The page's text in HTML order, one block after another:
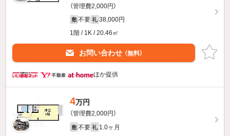
（管理費2,000円）
敷 不要 礼 38,000円
1階 / 1K / 20.46㎡
お問い合わせ （無料）
ほか提供
4万円
（管理費2,000円）
敷 不要 礼 1.0ヶ月